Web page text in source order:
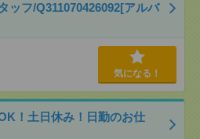
ッフ/Q311070426092[アルバ
気になる！
！土日休み！日勤のお仕